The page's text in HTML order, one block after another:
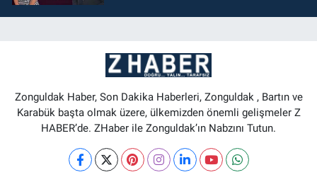
Zonguldak Haber, Son Dakika Haberleri, Zonguldak , Bartın ve
Karabük başta olmak üzere, ülkemizden önemli gelişmeler Z
HABER’de. ZHaber ile Zonguldak’ın Nabzını Tutun.